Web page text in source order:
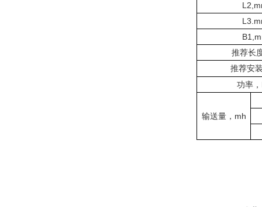
推荐长
推荐安
功率
输送量，mh